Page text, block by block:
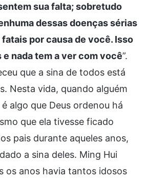
sua falta; sobretudo
dessas doenças sérias
por causa de você. Isso
nada tem a ver com você”.
que a sina de todos está
Nesta vida, quando alguém
algo que Deus ordenou há
que ela tivesse ficado
pais durante aqueles anos,
a sina deles. Ming Hui
os anos havia tantos idosos